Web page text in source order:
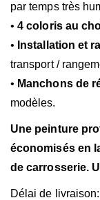
par temps très
•4 coloris au
• Installation et
transport /
• Manchons de
modèles.
Une peinture
économisés en
de carrosserie.
Délai de